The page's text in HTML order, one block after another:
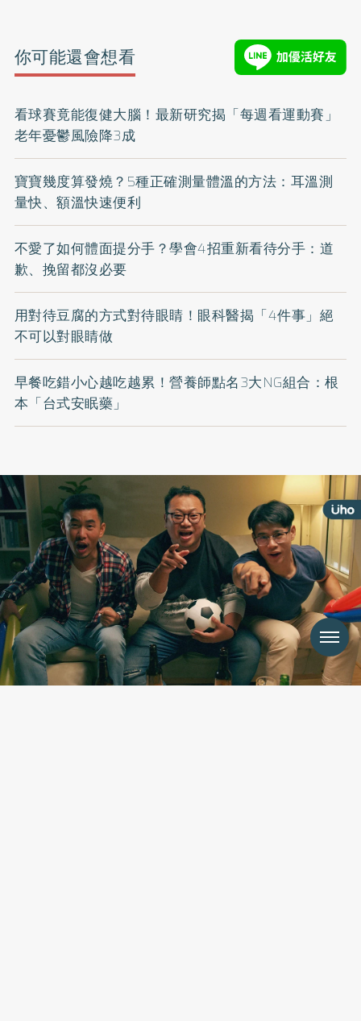
你可能還會想看
看球賽竟能復健大腦！最新研究揭「每週看運動賽」
老年憂鬱風險降3成
寶寶幾度算發燒？5種正確測量體溫的方法：耳溫測
量快、額溫快速便利
不愛了如何體面提分手？學會4招重新看待分手：道
歉、挽留都沒必要
用對待豆腐的方式對待眼睛！眼科醫揭「4件事」絕
不可以對眼睛做
早餐吃錯小心越吃越累！營養師點名3大NG組合：根
本「台式安眠藥」
Menu